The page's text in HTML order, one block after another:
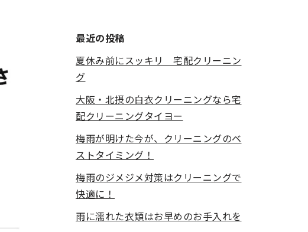
最近の投稿
夏休み前にスッキリ 宅配クリーニン
グ
大阪・北摂の白衣クリーニングなら宅
配クリーニングタイヨー
梅雨が明けた今が、クリーニングのベ
ストタイミング！
梅雨のジメジメ対策はクリーニングで
快適に！
雨に濡れた衣類はお早めのお手入れを